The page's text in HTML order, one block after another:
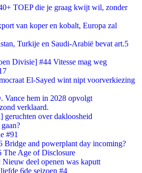
TOEP die je graag kwijt wil, zonder
van koper en kobalt, Europa zal
Turkije en Saudi-Arabië bevat art.5
Divisie] #44 Vitesse mag weg
El-Sayed wint nipt voorverkiezing
Vance hem in 2028 opvolgt
verklaard.
geruchten over dakloosheid
#91
Bridge and powerplant day incoming?
Age of Disclosure
deel openen was kaputt
6de seizoen #4